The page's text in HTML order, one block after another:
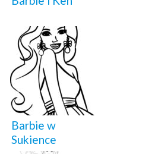
Barbie w
Sukience